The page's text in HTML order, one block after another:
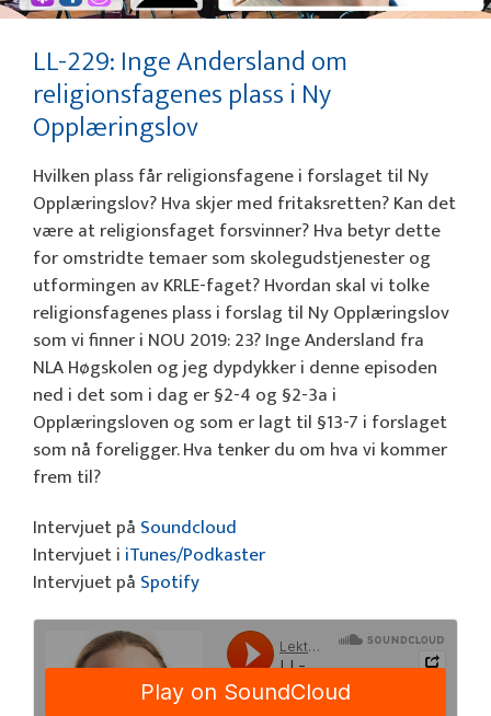
LL-229: Inge Andersland om
religionsfagenes plass i Ny
Opplæringslov
Hvilken plass får religionsfagene i forslaget til Ny
Opplæringslov? Hva skjer med fritaksretten? Kan det
være at religionsfaget forsvinner? Hva betyr dette
for omstridte temaer som skolegudstjenester og
utformingen av KRLE-faget? Hvordan skal vi tolke
religionsfagenes plass i forslag til Ny Opplæringslov
som vi finner i NOU 2019: 23? Inge Andersland fra
NLA Høgskolen og jeg dypdykker i denne episoden
ned i det som i dag er §2-4 og §2-3a i
Opplæringsloven og som er lagt til §13-7 i forslaget
som nå foreligger. Hva tenker du om hva vi kommer
frem til?
Intervjuet på Soundcloud
Intervjuet i iTunes/Podkaster
Intervjuet på Spotify